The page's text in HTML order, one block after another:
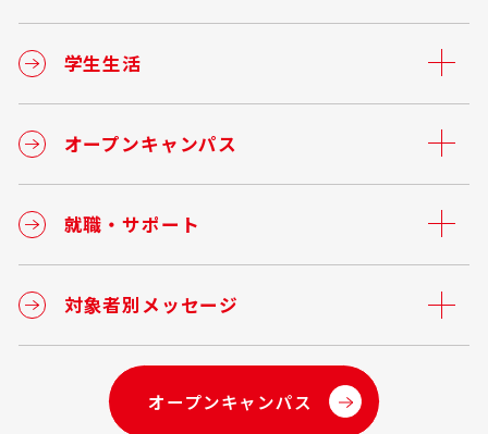
学生生活
オープンキャンパス
就職・サポート
対象者別メッセージ
オープンキャンパス